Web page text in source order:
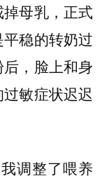
母乳，正式
稳的转奶过
，脸上和身
敏症状迟迟
调整了喂养